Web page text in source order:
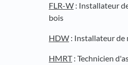
FLR-W : Installateur
bois
HDW : Installateur de
HMRT: Technicien